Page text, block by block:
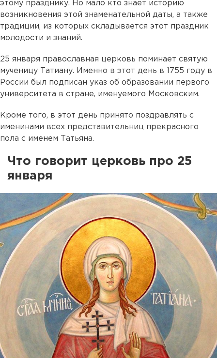
этому празднику. Но мало кто знает историю
возникновения этой знаменательной даты, а также
традиции, из которых складывается этот праздник
молодости и знаний.
25 января православная церковь поминает святую
мученицу Татиану. Именно в этот день в 1755 году в
России был подписан указ об образовании первого
университета в стране, именуемого Московским.
Кроме того, в этот день принято поздравлять с
именинами всех представительниц прекрасного
пола с именем Татьяна.
Что говорит церковь про 25
января